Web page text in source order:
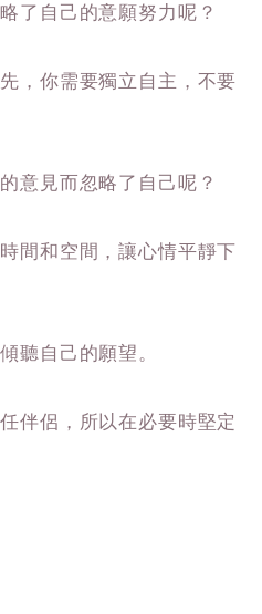
了自己的意願努力呢？
，你需要獨立自主，不要
意見而忽略了自己呢？
間和空間，讓心情平靜下
聽自己的願望。
伴侶，所以在必要時堅定